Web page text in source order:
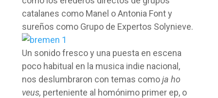
catalanes como Manel o Antonia Font y
sureños como Grupo de Expertos Solynieve.
Un sonido fresco y una puesta en escena
poco habitual en la musica indie nacional,
nos deslumbraron con temas comoja ho
veus, perteniente al homónimo primer ep, o